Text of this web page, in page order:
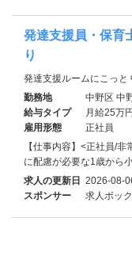
発達支援員・保育
り
発達支援ルームにこっと
勤務地
中野区 中
給与タイプ
月給25万
雇用形態
正社員
【仕事内容】<正社員/
に配慮が必要な1歳から
求人の更新日 2026-08-
スポンサー
求人ボッ